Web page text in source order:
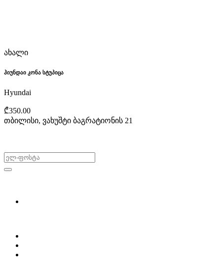
ახალი
ჰიუნდაი კონა სტუპიცა
Hyundai
₾350.00
თბილისი, ვახუშტი ბაგრატიონის 21